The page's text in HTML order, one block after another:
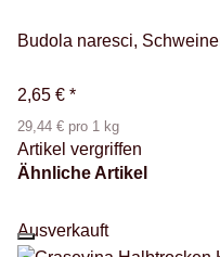
Budola naresci,
2,65 € *
29,44 € pro 1 kg
Artikel vergriffen
Ähnliche Artikel
Ausverkauft